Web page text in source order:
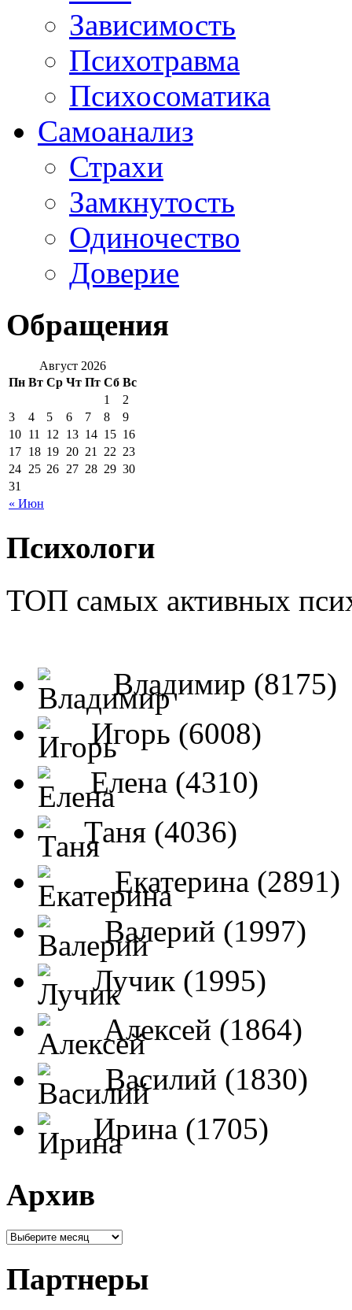
Зависимость
Психотравма
Психосоматика
Самоанализ
Страхи
Замкнутость
Одиночество
Доверие
Обращения
Август 2026
Пн Вт Ср Чт Пт Сб Вс
« Июн
1
2
3
4 5 6 7 8
9
10 11 12 13 14 15 16
17 18 19 20 21 22 23
24 25 26 27 28 29 30
31
Психологи
ТОП самых активных
Владимир (8175)
Игорь (6008)
Елена (4310)
Таня (4036)
Екатерина (2891)
Валерий (1997)
Лучик (1995)
Алексей (1864)
Василий (1830)
Ирина (1705)
Архив
Партнеры